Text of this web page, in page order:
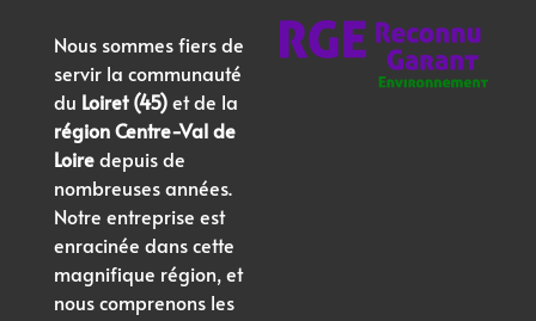
Nous sommes fiers de
servir la communauté
du Loiret (45)et de la
région Centre-Val de
Loiredepuis de
nombreuses années.
Notre entreprise est
enracinée dans cette
magnifique région, et
nous comprenons les